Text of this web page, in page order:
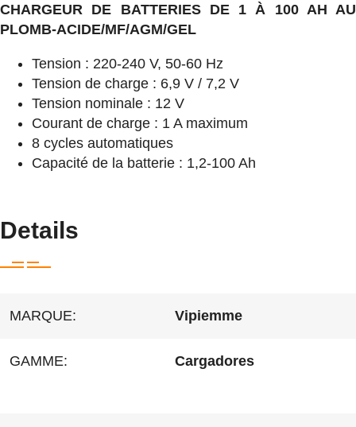
CHARGEUR DE BATTERIES DE 1 À 100 AH AU
PLOMB-ACIDE/MF/AGM/GEL
Tension : 220-240 V, 50-60 Hz
Tension de charge : 6,9 V / 7,2 V
Tension nominale : 12 V
Courant de charge : 1 A maximum
8 cycles automatiques
Capacité de la batterie : 1,2-100 Ah
Details
MARQUE: Vipiemme
GAMME: Cargadores